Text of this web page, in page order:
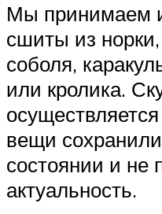
Мы принимаем
сшиты из
соболя,
или кролика.
вещи
состоянии и не
актуальность.